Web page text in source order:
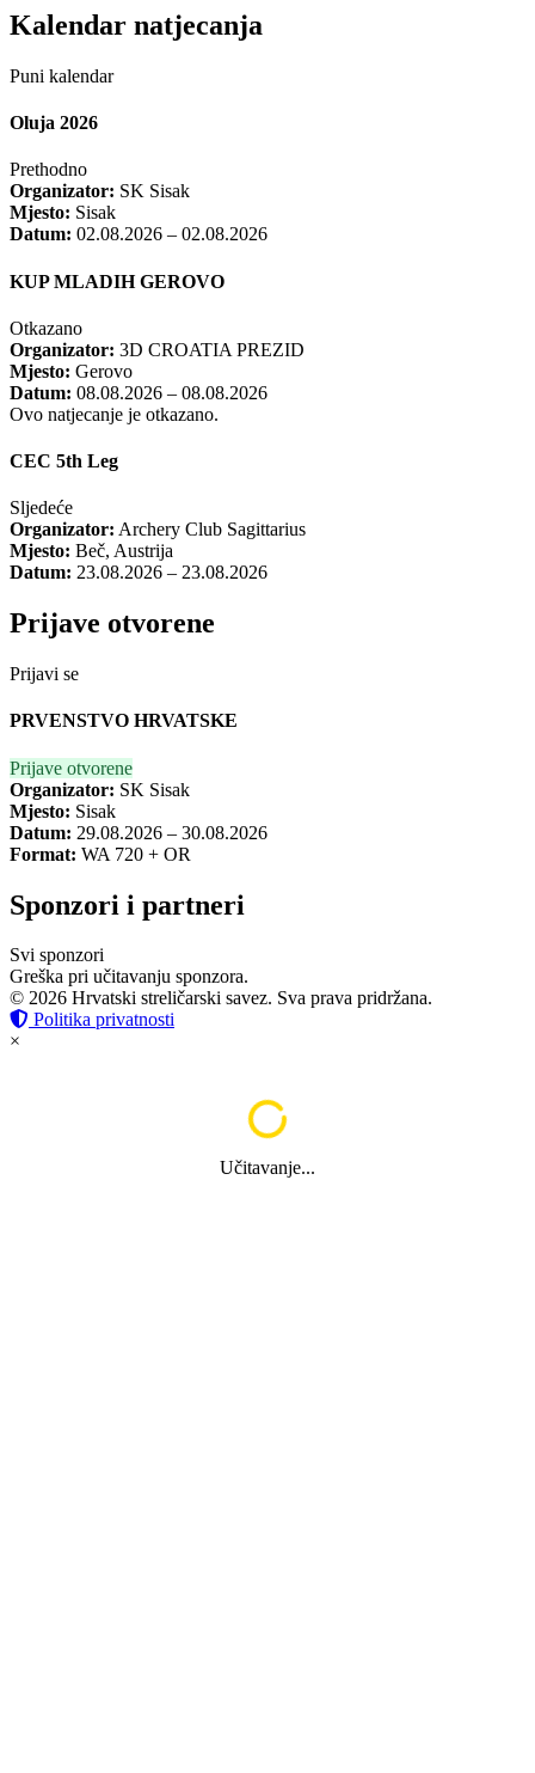
Kalendar natjecanja
Puni kalendar
Oluja 2026
Prethodno
Organizator: SK Sisak
Mjesto: Sisak
Datum: 02.08.2026 – 02.08.2026
KUP MLADIH GEROVO
Otkazano
Organizator: 3D CROATIA PREZID
Mjesto: Gerovo
Datum: 08.08.2026 – 08.08.2026
Ovo natjecanje je otkazano.
CEC 5th Leg
Sljedeće
Organizator: Archery Club Sagittarius
Mjesto: Beč, Austrija
Datum: 23.08.2026 – 23.08.2026
Prijave otvorene
Prijavi se
PRVENSTVO HRVATSKE
Prijave otvorene
Organizator: SK Sisak
Mjesto: Sisak
Datum: 29.08.2026 – 30.08.2026
Format: WA 720 + OR
Sponzori i partneri
Svi sponzori
Greška pri učitavanju sponzora.
© 2026 Hrvatski streličarski savez. Sva prava pridržana.
Politika privatnosti
×
Učitavanje...